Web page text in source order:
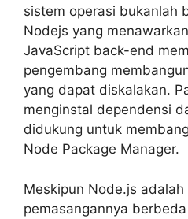
sistem operasi bukanlah
Nodejs yang
JavaScript back-end
pengembang
yang dapat diskalakan.
menginstal dependensi
didukung untuk
Node Package Manager.
Meskipun Node.js
pemasangannya